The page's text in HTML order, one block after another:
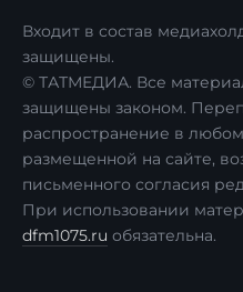
Входит в состав
защищены.
© ТАТМЕДИА. Все
защищены законом.
распространение в
размещенной на сайте,
письменного согласия
При использовании
dfm1075.ru обязательна.